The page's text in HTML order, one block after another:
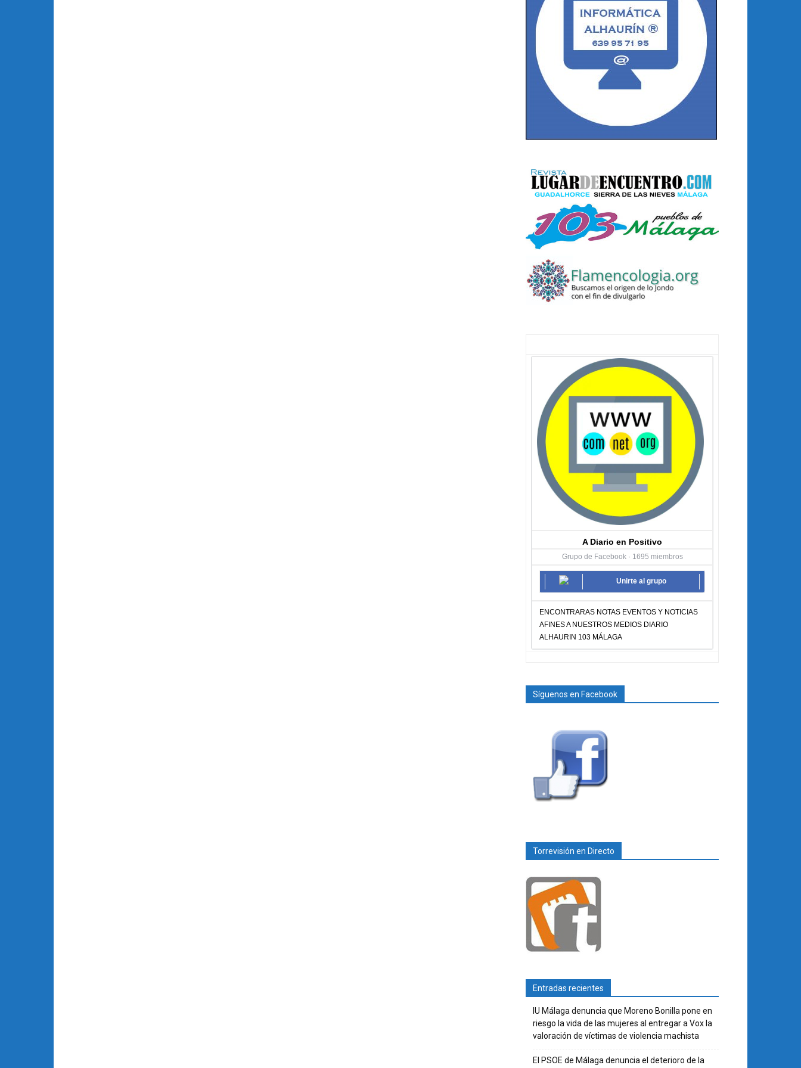
A Diario en Positivo
Grupo de Facebook · 1695 miembros
Unirte al grupo
ENCONTRARAS NOTAS EVENTOS Y NOTICIAS
AFINES A NUESTROS MEDIOS DIARIO
ALHAURIN 103 MÁLAGA
Síguenos en Facebook
Torrevisión en Directo
Entradas recientes
IU Málaga denuncia que Moreno Bonilla pone en
riesgo la vida de las mujeres al entregar a Vox la
valoración de víctimas de violencia machista
El PSOE de Málaga denuncia el deterioro de la